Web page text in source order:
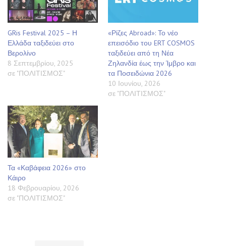
GRis Festival 2025 – Η
Ελλάδα ταξιδεύει στο
Βερολίνο
8 Σεπτεμβρίου, 2025
σε "ΠΟΛΙΤΙΣΜΟΣ"
«Ρίζες Abroad»: Το νέο
επεισόδιο του ERT COSMOS
ταξιδεύει από τη Νέα
Ζηλανδία έως την Ίμβρο και
τα Ποσειδώνια 2026
10 Ιουνίου, 2026
σε "ΠΟΛΙΤΙΣΜΟΣ"
Τα «Καβάφεια 2026» στο
Κάιρο
18 Φεβρουαρίου, 2026
σε "ΠΟΛΙΤΙΣΜΟΣ"